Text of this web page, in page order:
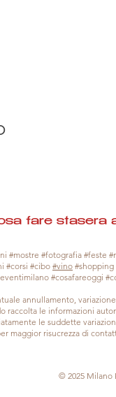
fare stasera
#mostre #fotografia #feste
#corsi #cibo #vino
#cosafareoggi
annullamento,
raccolta le informazioni
le suddette
maggior risucrezza di
© 2025 Milano